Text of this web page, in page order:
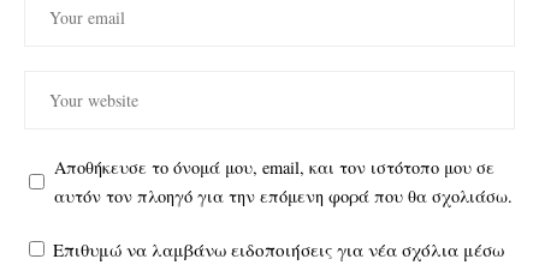
Αποθήκευσε το όνομά μου, email, και τον ιστότοπο μου σε
αυτόν τον πλοηγό για την επόμενη φορά που θα σχολιάσω.
Επιθυμώ να λαμβάνω ειδοποιήσεις για νέα σχόλια μέσω